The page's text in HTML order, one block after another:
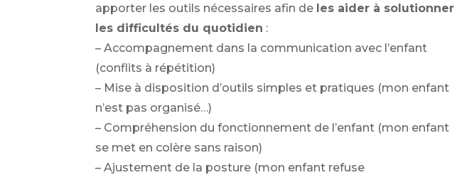
apporter les outils nécessaires afin de les aider à solutionner
les difficultés du quotidien :
– Accompagnement dans la communication avec l’enfant
(conflits à répétition)
– Mise à disposition d’outils simples et pratiques (mon enfant
n’est pas organisé…)
– Compréhension du fonctionnement de l’enfant (mon enfant
se met en colère sans raison)
– Ajustement de la posture (mon enfant refuse